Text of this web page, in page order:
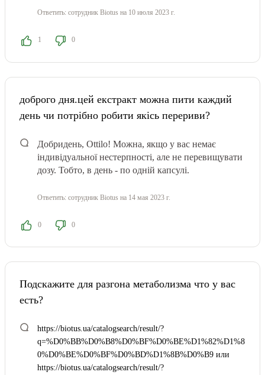
Ответить: сотрудник Biotus на 10 июля 2023 г.
1 0
доброго дня.цей екстракт можна пити каждий
день чи потрібно робити якісь перериви?
Добридень, Ottilo! Можна, якщо у вас немає
індивідуальної нестерпності, але не перевищувати
дозу. Тобто, в день - по одній капсулі.
Ответить: сотрудник Biotus на 14 мая 2023 г.
0 0
Подскажите для разгона метаболизма что у вас
есть?
https://biotus.ua/catalogsearch/result/?
q=%D0%BB%D0%B8%D0%BF%D0%BE%D1%82%D1%8
0%D0%BE%D0%BF%D0%BD%D1%8B%D0%B9 или
https://biotus.ua/catalogsearch/result/?